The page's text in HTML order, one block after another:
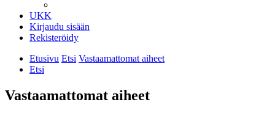
UKK
Kirjaudu sisään
Rekisteröidy
Etusivu Etsi Vastaamattomat aiheet
Etsi
Vastaamattomat aiheet